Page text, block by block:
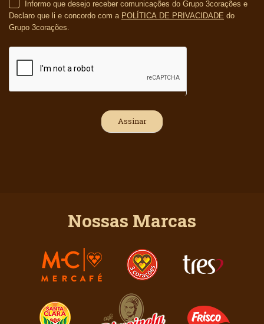
Declaro que li e concordo com a POLÍTICA DE PRIVACIDADE do
Grupo 3corações.
Nossas Marcas